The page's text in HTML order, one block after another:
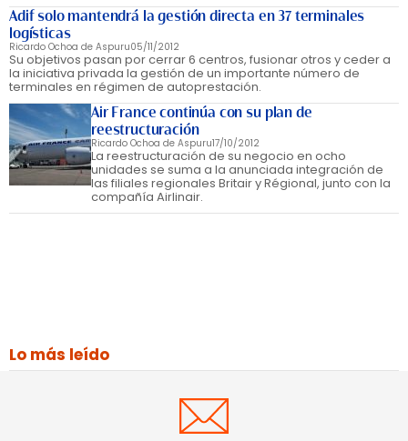
Adif solo mantendrá la gestión directa en 37 terminales
logísticas
Ricardo Ochoa de Aspuru05/11/2012
Su objetivos pasan por cerrar 6 centros, fusionar otros y ceder a
la iniciativa privada la gestión de un importante número de
terminales en régimen de autoprestación.
Air France continúa con su plan de
reestructuración
Ricardo Ochoa de Aspuru17/10/2012
La reestructuración de su negocio en ocho
unidades se suma a la anunciada integración de
las filiales regionales Britair y Régional, junto con la
compañía Airlinair.
Lo más leído